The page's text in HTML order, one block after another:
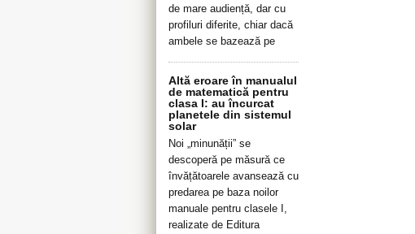
de mare audiență, dar cu
profiluri diferite, chiar dacă
ambele se bazează pe
Altă eroare în manualul
de matematică pentru
clasa I: au încurcat
planetele din sistemul
solar
Noi „minunății” se
descoperă pe măsură ce
învățătoarele avansează cu
predarea pe baza noilor
manuale pentru clasele I,
realizate de Editura